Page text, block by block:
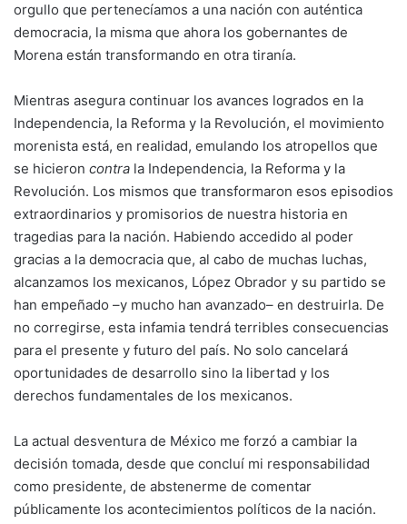
orgullo que pertenecíamos a una nación con auténtica
democracia, la misma que ahora los gobernantes de
Morena están transformando en otra tiranía.
Mientras asegura continuar los avances logrados en la
Independencia, la Reforma y la Revolución, el movimiento
morenista está, en realidad, emulando los atropellos que
se hicieron contra la Independencia, la Reforma y la
Revolución. Los mismos que transformaron esos episodios
extraordinarios y promisorios de nuestra historia en
tragedias para la nación. Habiendo accedido al poder
gracias a la democracia que, al cabo de muchas luchas,
alcanzamos los mexicanos, López Obrador y su partido se
han empeñado –y mucho han avanzado– en destruirla. De
no corregirse, esta infamia tendrá terribles consecuencias
para el presente y futuro del país. No solo cancelará
oportunidades de desarrollo sino la libertad y los
derechos fundamentales de los mexicanos.
La actual desventura de México me forzó a cambiar la
decisión tomada, desde que concluí mi responsabilidad
como presidente, de abstenerme de comentar
públicamente los acontecimientos políticos de la nación.